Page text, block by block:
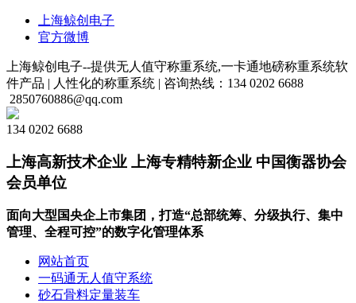
上海鲸创电子
官方微博
上海鲸创电子--提供无人值守称重系统,一卡通地磅称重系统软
件产品 | 人性化的称重系统 | 咨询热线：134 0202 6688
2850760886@qq.com
134 0202 6688
上海高新技术企业 上海专精特新企业 中国衡器协会
会员单位
面向大型国央企上市集团，打造“总部统筹、分级执行、集中
管理、全程可控”的数字化管理体系
网站首页
一码通无人值守系统
砂石骨料定量装车